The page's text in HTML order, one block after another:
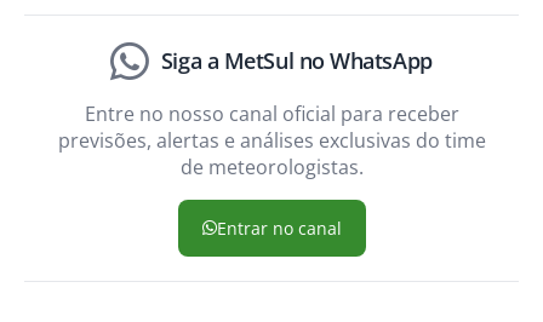
Siga a MetSul no WhatsApp
Entre no nosso canal oficial para receber
previsões, alertas e análises exclusivas do time
de meteorologistas.
Entrar no canal